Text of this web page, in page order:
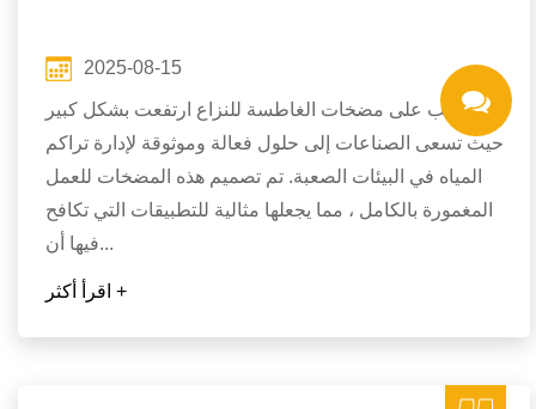
2025-08-15
الطلب على مضخات الغاطسة للنزاع ارتفعت بشكل كبير
حيث تسعى الصناعات إلى حلول فعالة وموثوقة لإدارة تراكم
المياه في البيئات الصعبة. تم تصميم هذه المضخات للعمل
المغمورة بالكامل ، مما يجعلها مثالية للتطبيقات التي تكافح
فيها أن...
اقرأ أكثر +